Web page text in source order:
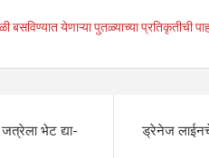
येणाऱ्या पुतळ्याच्या प्रतिकृतीची
जत्रेला भेट द्या-
ड्रेनेज लाईनचे